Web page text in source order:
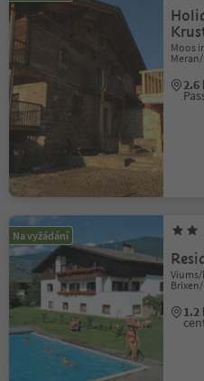
Moos
2.6
Na vyžádání
Viums/
1.2